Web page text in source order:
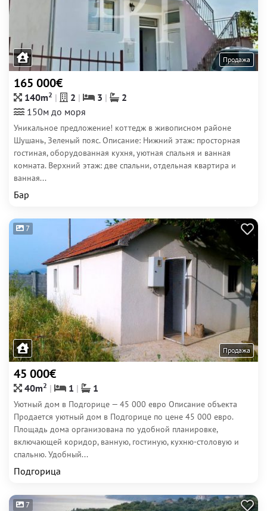
Продажа
165 000€
140m2 2 3
2
150м до моря
Уникальное предложение! коттедж в живописном районе
Шушань, Зеленый пояс. Описание: Нижний этаж: просторная
гостиная, оборудованная кухня, уютная спальня и ванная
комната. Верхний этаж: две спальни, отдельная квартира и
ванная...
Бар
7
Продажа
45 000€
40m2 1 1
Уютный дом в Подгорице — 45 000 евро Описание объекта
Продается уютный дом в Подгорице по цене 45 000 евро.
Площадь дома организована по удобной планировке,
включающей коридор, ванную, гостиную, кухню-столовую и
спальню. Удобный...
Подгорица
7